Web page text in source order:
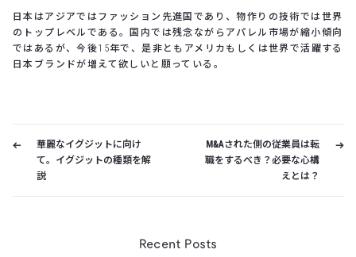
日本はアジアではファッション先進国であり、物作りの技術では世界
のトップレベルである。国内では残念ながらアパレル市場が縮小傾向
ではあるが、今後15年で、是非ともアメリカもしくは世界で活躍する
日本ブランドが増えて欲しいと願っている。
華麗なイグジットに向け
て。イグジットの種類を解
説
M&Aされた側の従業員は転
職をするべき？必要な心構
えとは？
Recent Posts